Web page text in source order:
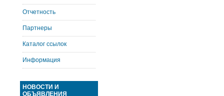
Отчетность
Партнеры
Каталог ссылок
Информация
НОВОСТИ И
ОБЪЯВЛЕНИЯ